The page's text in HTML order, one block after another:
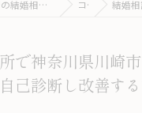
神奈川県川崎の結婚相談所ならREVERSAL結婚相談所川崎高津店 コラム 結婚相談所で神奈
で神奈川県川崎
己診断し改善す